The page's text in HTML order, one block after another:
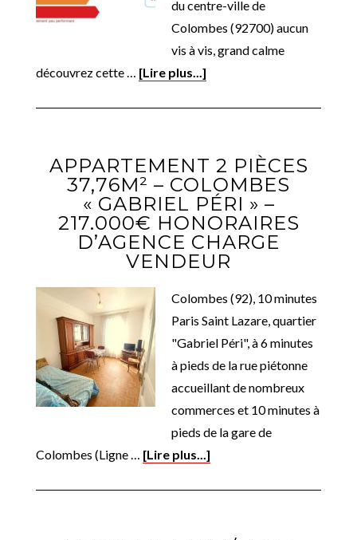
du centre-ville de
Colombes (92700) aucun
vis à vis, grand calme
découvrez cette … [Lire plus...]
APPARTEMENT 2 PIÈCES
37,76M² – COLOMBES
« GABRIEL PÉRI » –
217.000€ HONORAIRES
D’AGENCE CHARGE
VENDEUR
Colombes (92), 10 minutes
Paris Saint Lazare, quartier
"Gabriel Péri", à 6 minutes
à pieds de la rue piétonne
accueillant de nombreux
commerces et 10 minutes à
pieds de la gare de
Colombes (Ligne … [Lire plus...]